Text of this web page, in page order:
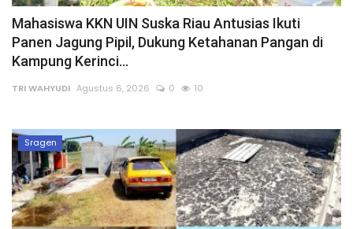
Mahasiswa KKN UIN Suska Riau Antusias Ikuti
Panen Jagung Pipil, Dukung Ketahanan Pangan di
Kampung Kerinci...
TRI WAHYUDI Agustus 6, 2026 0 10
Sragen